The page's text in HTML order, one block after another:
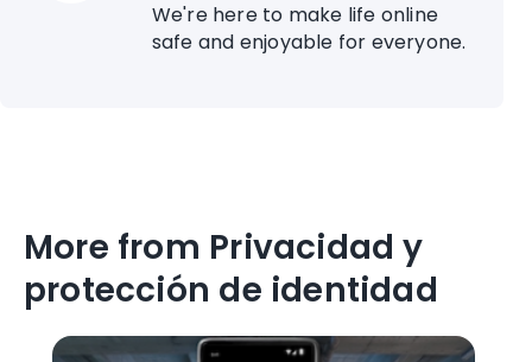
We're here to make life online
safe and enjoyable for everyone.
More from Privacidad y
protección de identidad